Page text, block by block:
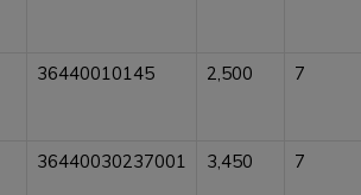
36440010145 2,500 7
36440030237001 3,450 7